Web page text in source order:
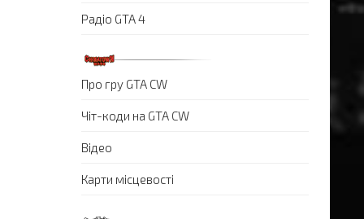
Радіо GTA 4
Про гру GTA CW
Чіт-коди на GTA CW
Відео
Карти місцевості